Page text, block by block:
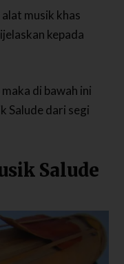
musik khas
kepada
di bawah ini
Salude dari segi
Salude